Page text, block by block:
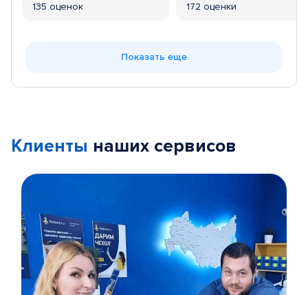
135 оценок 172 оценки
Показать еще
Клиенты наших сервисов